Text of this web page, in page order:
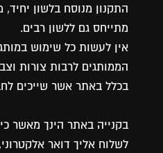
התקנון מנוסח בלשון
מתייחס גם ללשון רבים.
אין לעשות כל שימוש
הממותגים לרבות צורות
בכלל באתר אשר שייכים
בקנייה באתר הינך מאשר
לשלוח אליך דואר